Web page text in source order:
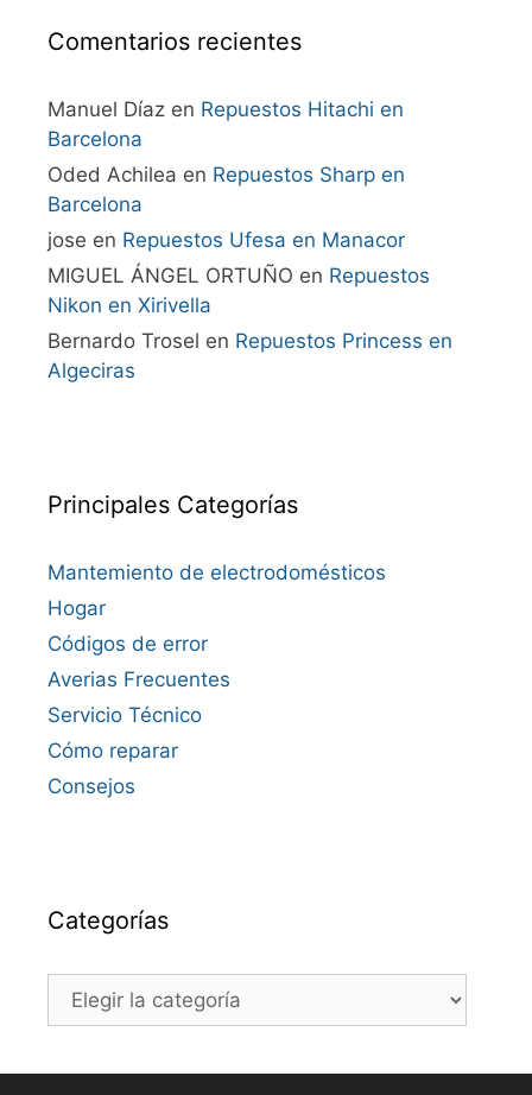
Comentarios recientes
Manuel Díaz en Repuestos Hitachi en
Barcelona
Oded Achilea en Repuestos Sharp en
Barcelona
jose en Repuestos Ufesa en Manacor
MIGUEL ÁNGEL ORTUÑO en Repuestos
Nikon en Xirivella
Bernardo Trosel en Repuestos Princess en
Algeciras
Principales Categorías
Mantemiento de electrodomésticos
Hogar
Códigos de error
Averias Frecuentes
Servicio Técnico
Cómo reparar
Consejos
Categorías
Categorías